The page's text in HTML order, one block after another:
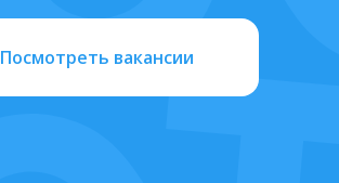
Посмотреть вакансии